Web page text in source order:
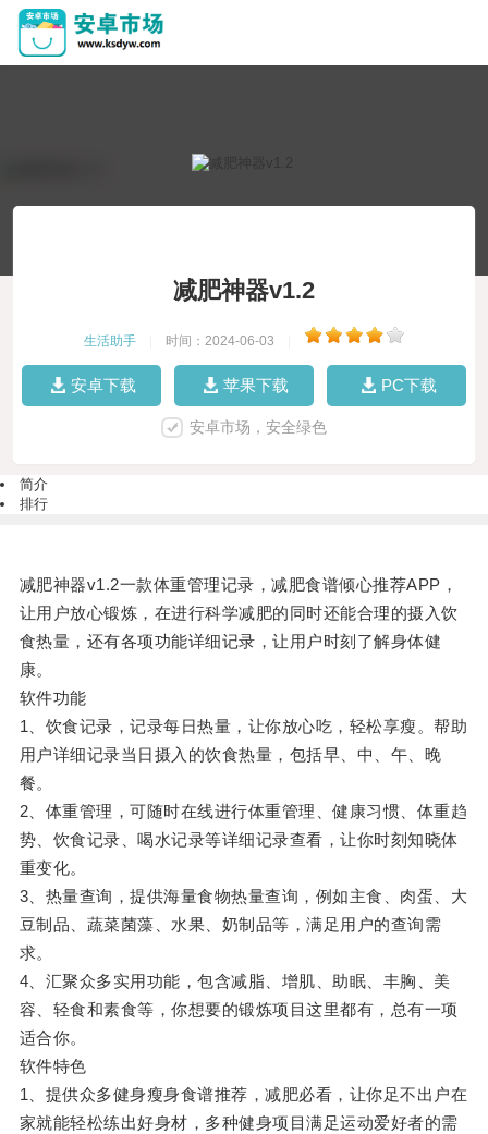
减肥神器v1.2
生活助手 时间：2024-06-03
安卓下载 苹果下载 PC下载
安卓市场，安全绿色
简介
排行
减肥神器v1.2一款体重管理记录，减肥食谱倾心推荐APP，
让用户放心锻炼，在进行科学减肥的同时还能合理的摄入饮
食热量，还有各项功能详细记录，让用户时刻了解身体健
康。
软件功能
1、饮食记录，记录每日热量，让你放心吃，轻松享瘦。帮助
用户详细记录当日摄入的饮食热量，包括早、中、午、晚
餐。
2、体重管理，可随时在线进行体重管理、健康习惯、体重趋
势、饮食记录、喝水记录等详细记录查看，让你时刻知晓体
重变化。
3、热量查询，提供海量食物热量查询，例如主食、肉蛋、大
豆制品、蔬菜菌藻、水果、奶制品等，满足用户的查询需
求。
4、汇聚众多实用功能，包含减脂、增肌、助眠、丰胸、美
容、轻食和素食等，你想要的锻炼项目这里都有，总有一项
适合你。
软件特色
1、提供众多健身瘦身食谱推荐，减肥必看，让你足不出户在
家就能轻松练出好身材，多种健身项目满足运动爱好者的需